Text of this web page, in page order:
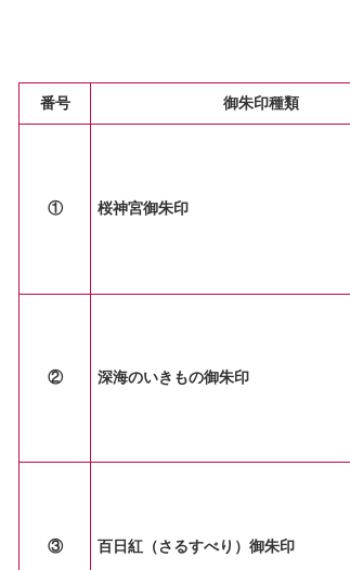
番号 御朱印種類
① 桜神宮御朱印
② 深海のいきもの御朱印
③ 百日紅（さるすべり）御朱印